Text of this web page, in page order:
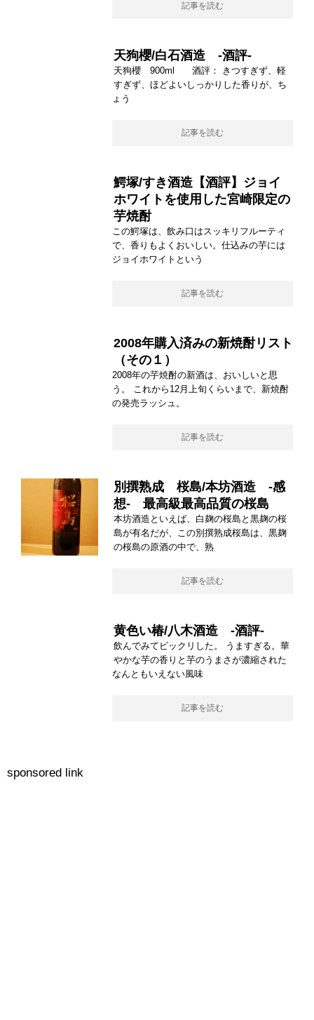
記事を読む
天狗櫻/白石酒造 -酒評-
天狗櫻 900ml 酒評： きつすぎず、軽
すぎず、ほどよいしっかりした香りが、ち
ょう
記事を読む
鰐塚/すき酒造【酒評】ジョイ
ホワイトを使用した宮崎限定の
芋焼酎
この鰐塚は、飲み口はスッキリフルーティ
で、香りもよくおいしい。仕込みの芋には
ジョイホワイトという
記事を読む
2008年購入済みの新焼酎リスト
（その１）
2008年の芋焼酎の新酒は、おいしいと思
う。 これから12月上旬くらいまで、新焼酎
の発売ラッシュ。
記事を読む
別撰熟成 桜島/本坊酒造 -感
想- 最高級最高品質の桜島
本坊酒造といえば、白麹の桜島と黒麹の桜
島が有名だが、この別撰熟成桜島は、黒麹
の桜島の原酒の中で、熟
記事を読む
黄色い椿/八木酒造 -酒評-
飲んでみてビックリした。 うますぎる。華
やかな芋の香りと芋のうまさが濃縮された
なんともいえない風味
記事を読む
sponsored link